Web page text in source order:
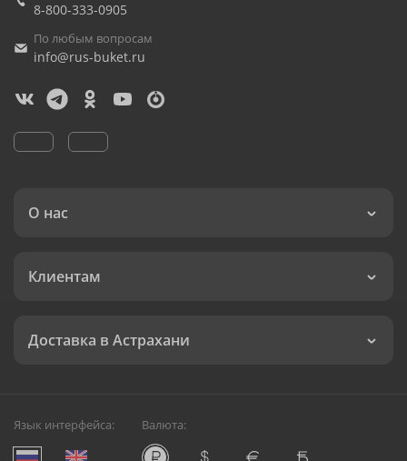
8-800-333-0905
По любым вопросам
info@rus-buket.ru
О нас
Клиентам
Доставка в Астрахани
Язык интерфейса: Валюта: